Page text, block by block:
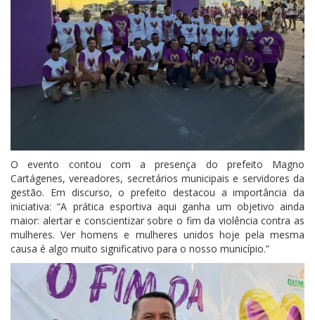
O evento contou com a presença do prefeito Magno
Cartágenes, vereadores, secretários municipais e servidores da
gestão. Em discurso, o prefeito destacou a importância da
iniciativa: “A prática esportiva aqui ganha um objetivo ainda
maior: alertar e conscientizar sobre o fim da violência contra as
mulheres. Ver homens e mulheres unidos hoje pela mesma
causa é algo muito significativo para o nosso município.”